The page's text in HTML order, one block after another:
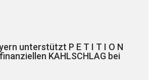
unterstützt P E T I T I O N
KAHLSCHLAG bei